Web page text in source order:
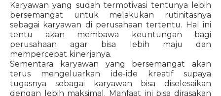
Karyawan yang sudah termotivasi tentunya lebih
bersemangat untuk melakukan rutinitasnya
sebagai karyawan di perusahaan tertentu. Hal ini
tentu akan membawa keuntungan bagi
perusahaan agar bisa lebih maju dan
mempercepat kinerjanya.
Sementara karyawan yang bersemangat akan
terus mengeluarkan ide-ide kreatif supaya
tugasnya sebagai karyawan bisa diselesaikan
dengan lebih maksimal. Manfaat ini bisa dirasakan